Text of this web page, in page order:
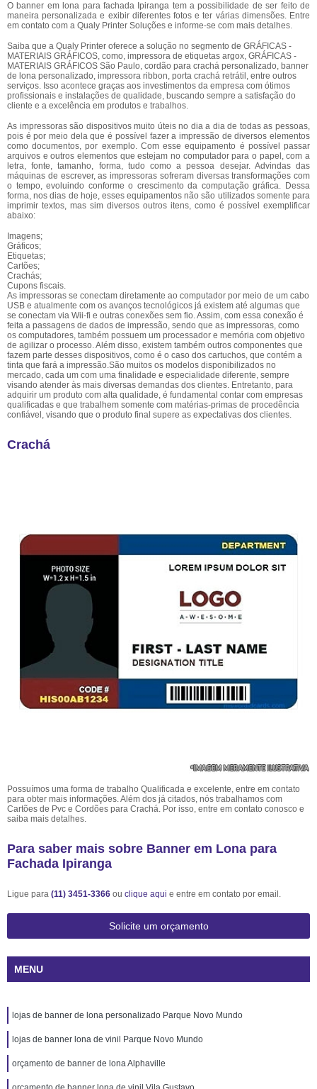
O banner em lona para fachada Ipiranga tem a possibilidade de ser feito de
maneira personalizada e exibir diferentes fotos e ter várias dimensões. Entre
em contato com a Qualy Printer Soluções e informe-se com mais detalhes.
Saiba que a Qualy Printer oferece a solução no segmento de GRÁFICAS -
MATERIAIS GRÁFICOS, como, impressora de etiquetas argox, GRÁFICAS -
MATERIAIS GRÁFICOS São Paulo, cordão para crachá personalizado, banner
de lona personalizado, impressora ribbon, porta crachá retrátil, entre outros
serviços. Isso acontece graças aos investimentos da empresa com ótimos
profissionais e instalações de qualidade, buscando sempre a satisfação do
cliente e a excelência em produtos e trabalhos.
As impressoras são dispositivos muito úteis no dia a dia de todas as pessoas,
pois é por meio dela que é possível fazer a impressão de diversos elementos
como documentos, por exemplo. Com esse equipamento é possível passar
arquivos e outros elementos que estejam no computador para o papel, com a
letra, fonte, tamanho, forma, tudo como a pessoa desejar. Advindas das
máquinas de escrever, as impressoras sofreram diversas transformações com
o tempo, evoluindo conforme o crescimento da computação gráfica. Dessa
forma, nos dias de hoje, esses equipamentos não são utilizados somente para
imprimir textos, mas sim diversos outros itens, como é possível exemplificar
abaixo:
Imagens;
Gráficos;
Etiquetas;
Cartões;
Crachás;
Cupons fiscais.
As impressoras se conectam diretamente ao computador por meio de um cabo
USB e atualmente com os avanços tecnológicos já existem até algumas que
se conectam via Wii-fi e outras conexões sem fio. Assim, com essa conexão é
feita a passagens de dados de impressão, sendo que as impressoras, como
os computadores, também possuem um processador e memória com objetivo
de agilizar o processo. Além disso, existem também outros componentes que
fazem parte desses dispositivos, como é o caso dos cartuchos, que contém a
tinta que fará a impressão.São muitos os modelos disponibilizados no
mercado, cada um com uma finalidade e especialidade diferente, sempre
visando atender às mais diversas demandas dos clientes. Entretanto, para
adquirir um produto com alta qualidade, é fundamental contar com empresas
qualificadas e que trabalhem somente com matérias-primas de procedência
confiável, visando que o produto final supere as expectativas dos clientes.
Crachá
Possuímos uma forma de trabalho Qualificada e excelente, entre em contato
para obter mais informações. Além dos já citados, nós trabalhamos com
Cartões de Pvc e Cordões para Crachá. Por isso, entre em contato conosco e
saiba mais detalhes.
Para saber mais sobre Banner em Lona para
Fachada Ipiranga
Ligue para (11) 3451-3366 ou clique aqui e entre em contato por email.
Solicite um orçamento
MENU
lojas de banner de lona personalizado Parque Novo Mundo
lojas de banner lona de vinil Parque Novo Mundo
orçamento de banner de lona Alphaville